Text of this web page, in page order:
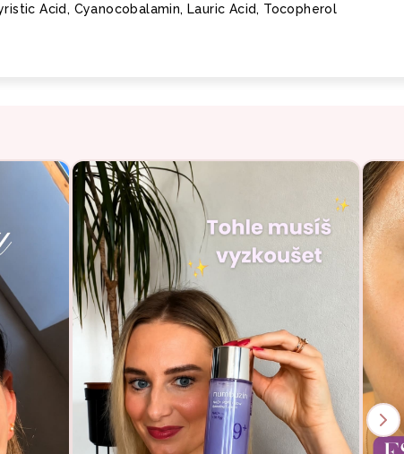
Acid, Cyanocobalamin, Lauric Acid, Tocopherol